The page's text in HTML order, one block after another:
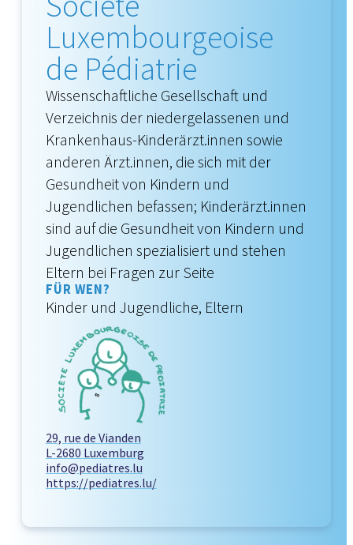
Luxembourgeoise
de Pédiatrie
Wissenschaftliche Gesellschaft und
Verzeichnis der niedergelassenen und
Krankenhaus-Kinderärzt.innen sowie
anderen Ärzt.innen, die sich mit der
Gesundheit von Kindern und
Jugendlichen befassen; Kinderärzt.innen
sind auf die Gesundheit von Kindern und
Jugendlichen spezialisiert und stehen
Eltern bei Fragen zur Seite
FÜR WEN?
Kinder und Jugendliche, Eltern
29, rue de Vianden
L-2680 Luxemburg
info@pediatres.lu
https://pediatres.lu/